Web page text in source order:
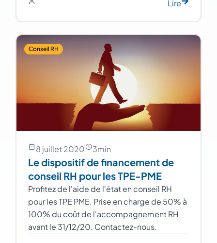
Lire
Conseil RH
8 juillet 2020 3min
Le dispositif de financement de
conseil RH pour les TPE-PME
Profitez de l'aide de l'état en conseil RH
pour les TPE PME. Prise en charge de 50% à
100% du coût de l'accompagnement RH
avant le 31/12/20. Contactez-nous.